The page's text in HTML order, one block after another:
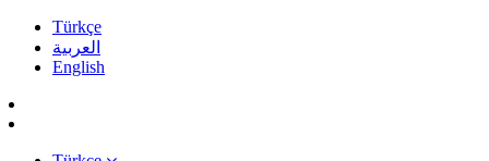
Türkçe
العربية
English